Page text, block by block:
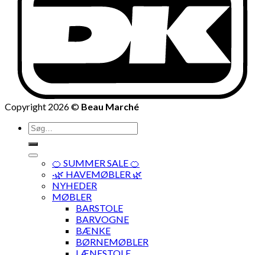
Copyright 2026 © Beau Marché
Søg
efter:
🍊 SUMMER SALE 🍊
·🌿 HAVEMØBLER 🌿
NYHEDER
MØBLER
BARSTOLE
BARVOGNE
BÆNKE
BØRNEMØBLER